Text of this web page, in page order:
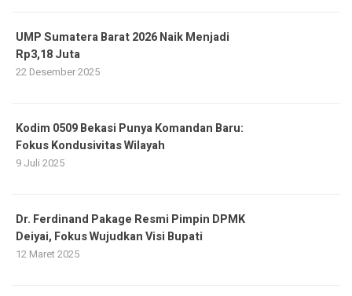
UMP Sumatera Barat 2026 Naik Menjadi
Rp3,18 Juta
22 Desember 2025
Kodim 0509 Bekasi Punya Komandan Baru:
Fokus Kondusivitas Wilayah
9 Juli 2025
Dr. Ferdinand Pakage Resmi Pimpin DPMK
Deiyai, Fokus Wujudkan Visi Bupati
12 Maret 2025